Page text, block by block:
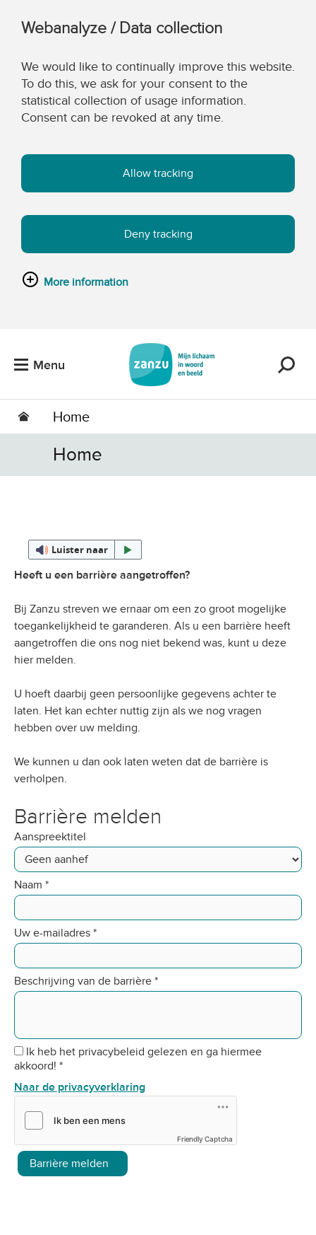
Webanalyze / Data collection
We would like to continually improve this website.
To do this, we ask for your consent to the
statistical collection of usage information.
Consent can be revoked at any time.
Allow tracking
Deny tracking
More information
Menu
Home
Home
Luister naar
Heeft u een barrière aangetroffen?
Bij Zanzu streven we ernaar om een zo groot mogelijke
toegankelijkheid te garanderen. Als u een barrière heeft
aangetroffen die ons nog niet bekend was, kunt u deze
hier melden.
U hoeft daarbij geen persoonlijke gegevens achter te
laten. Het kan echter nuttig zijn als we nog vragen
hebben over uw melding.
We kunnen u dan ook laten weten dat de barrière is
verholpen.
Barrière melden
Aanspreektitel
Naam *
Uw e-mailadres *
Beschrijving van de barrière *
Ik heb het privacybeleid gelezen en ga hiermee
akkoord! *
Naar de privacyverklaring
Friendly Captcha
Barrière melden